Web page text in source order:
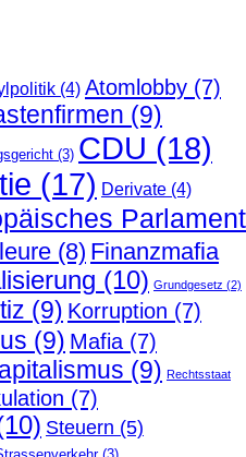
(4) Atomlobby (7)
(9)
(3) CDU (18)
(17) Derivate (4)
Parlament
(8) Finanzmafia
(10) Grundgesetz (2)
(9) Korruption (7)
(9) Mafia (7)
(9) Rechtsstaat
(7)
Steuern (5)